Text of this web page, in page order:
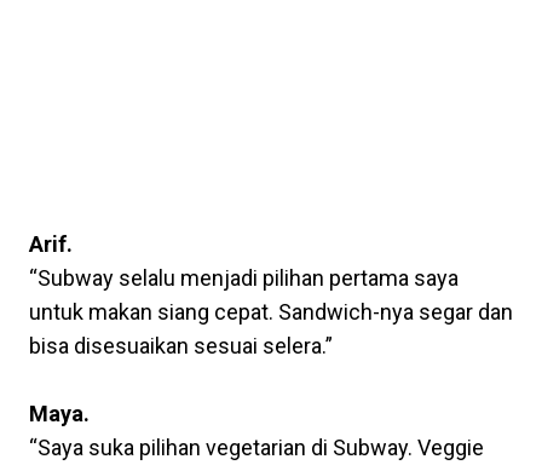
Arif.
“Subway selalu menjadi pilihan pertama saya
untuk makan siang cepat. Sandwich-nya segar dan
bisa disesuaikan sesuai selera.”
Maya.
“Saya suka pilihan vegetarian di Subway. Veggie